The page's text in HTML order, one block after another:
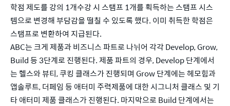
학점 제도를 강의 1개수강 시 스탬프 1개를 획득하는 스탬프 시스
템으로 변경해 부담감을 떨칠 수 있도록 했다. 이미 취득한 학점은
스탬프로 변환하여 지급된다.
ABC는 크게 제품과 비즈니스 파트로 나뉘어 각각 Develop, Grow,
Build 등 3단계로 진행된다. 제품 파트의 경우, Develop 단계에서
는 헬스와 뷰티, 쿠킹 클래스가 진행되며 Grow 단계에는 헤모힘과
앱솔루트, 더페임 등 애터미 주력제품에 대한 시그니처 클래스 및 기
타 애터미 제품 클래스가 진행된다. 마지막으로 Build 단계에서는